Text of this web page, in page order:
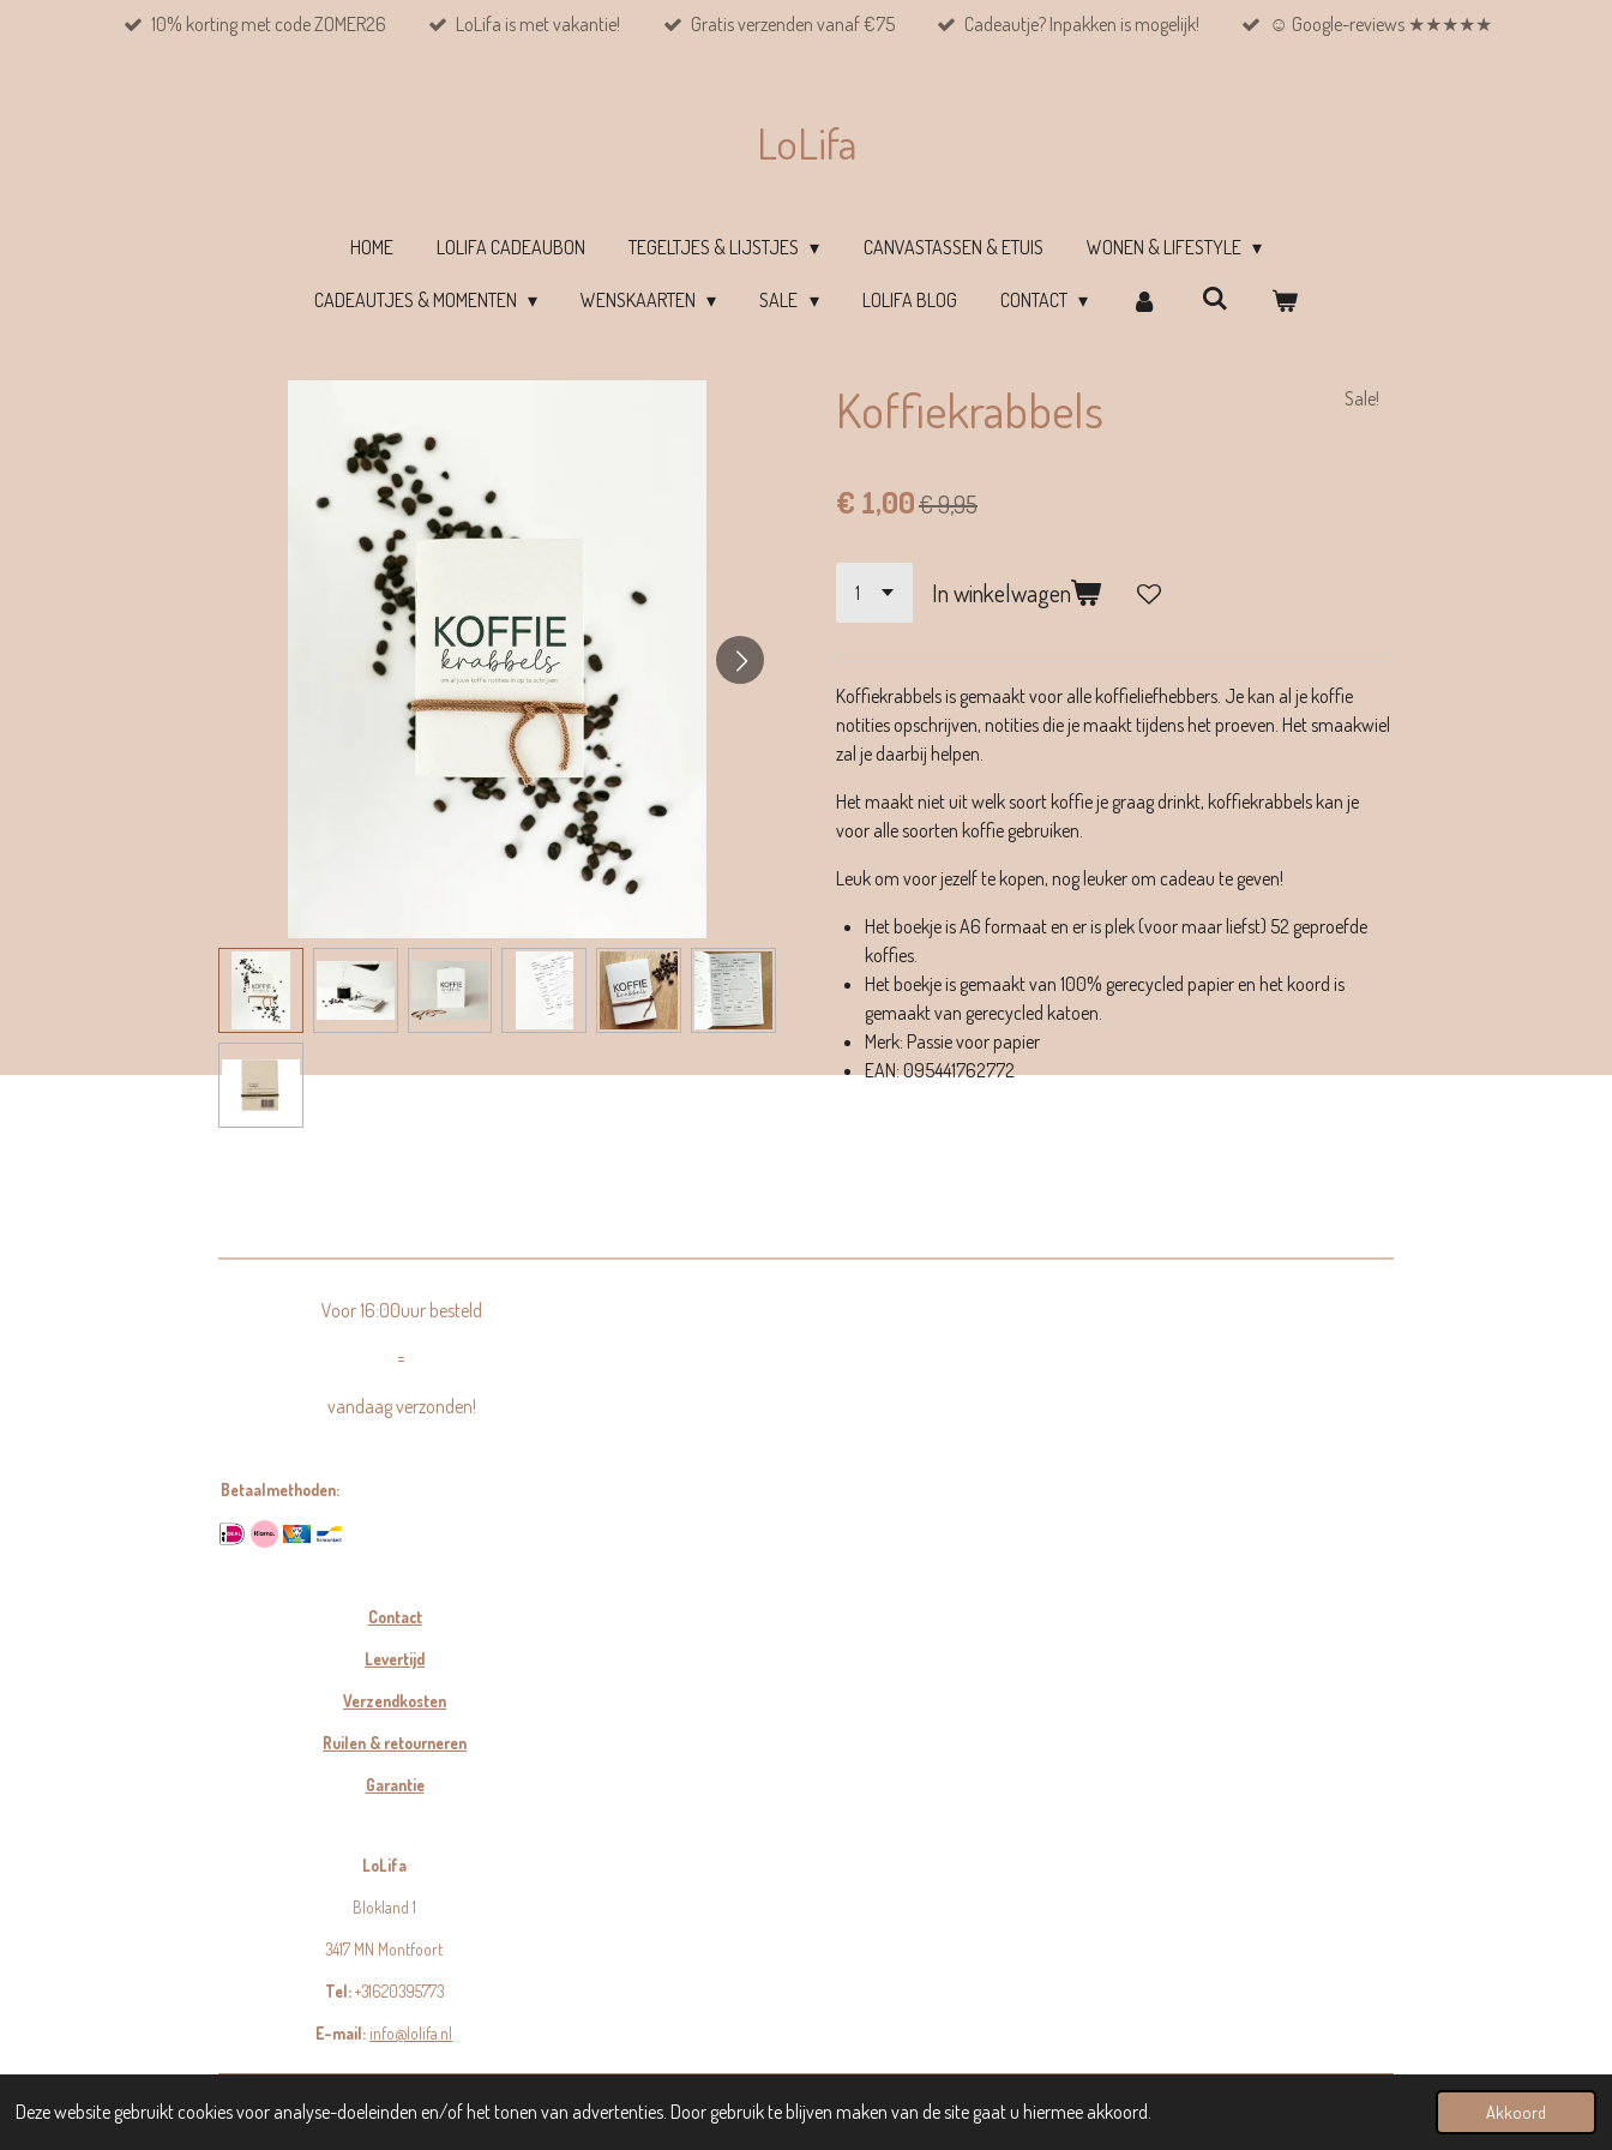
Deze website gebruikt cookies voor analyse-doeleinden en/of het tonen van advertenties. Door gebruik te blijven maken van de site gaat u hiermee akkoord. Akkoord
10% korting met code ZOMER26 LoLifa is met vakantie! Gratis verzenden vanaf €75 Cadeautje? Inpakken is mogelijk! ☺︎ Google-reviews ★★★★★
LoLifa
HOME LOLIFA CADEAUBON TEGELTJES & LIJSTJES CANVASTASSEN & ETUIS WONEN & LIFESTYLE
CADEAUTJES & MOMENTEN WENSKAARTEN SALE LOLIFA BLOG CONTACT
Koffiekrabbels Sale!
€ 1,00€ 9,95
In winkelwagen
Koffiekrabbels is gemaakt voor alle koffieliefhebbers. Je kan al je koffie
notities opschrijven, notities die je maakt tijdens het proeven. Het smaakwiel
zal je daarbij helpen.
Het maakt niet uit welk soort koffie je graag drinkt, koffiekrabbels kan je
voor alle soorten koffie gebruiken.
Leuk om voor jezelf te kopen, nog leuker om cadeau te geven!
Het boekje is A6 formaat en er is plek (voor maar liefst) 52 geproefde
koffies.
Het boekje is gemaakt van 100% gerecycled papier en het koord is
gemaakt van gerecycled katoen.
Merk: Passie voor papier
EAN: 095441762772
Voor 16:00uur besteld
=
vandaag verzonden!
Betaalmethoden:
Contact
Levertijd
Verzendkosten
Ruilen & retourneren
Garantie
LoLifa
Blokland 1
3417 MN Montfoort
Tel:+31620395773
E-mail:info@lolifa.nl
© 2023 - 2026 LoLifa